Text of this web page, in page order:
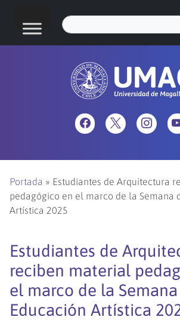
Portada » Estudiantes de Arquitectura
pedagógico en el marco de la Semana
Artística 2025
Estudiantes de
reciben material
el marco de la
Educación Artística